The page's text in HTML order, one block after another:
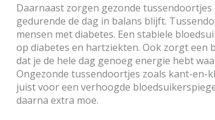
Daarnaast zorgen gezonde
gedurende de dag in balans blijft.
mensen met diabetes. Een stabiele
op diabetes en hartziekten. Ook zorgt een
dat je de hele dag genoeg energie hebt
Ongezonde tussendoortjes zoals kant-en-
juist voor een verhoogde
daarna extra moe.